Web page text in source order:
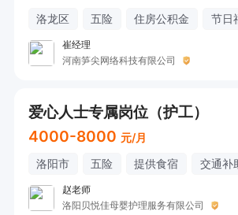
洛龙区 五险 住房公积金 节日
崔经理
河南笋尖网络科技有限公司
爱心人士专属岗位（护工）
4000-8000 元/月
洛阳市 五险 提供食宿 交通补
赵老师
洛阳贝悦佳母婴护理服务有限公司